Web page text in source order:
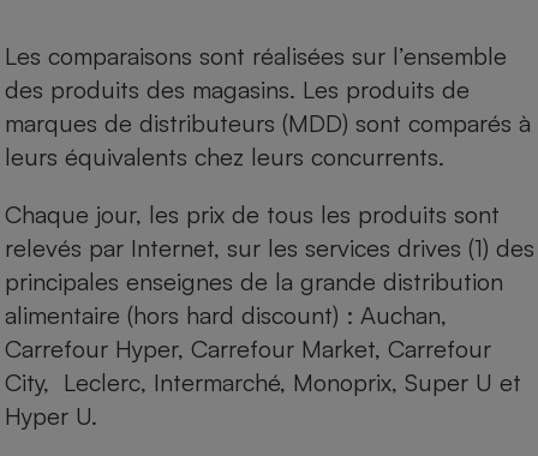
Les comparaisons sont réalisées sur l’ensemble
des produits des magasins. Les produits de
marques de distributeurs (MDD) sont comparés à
leurs équivalents chez leurs concurrents.
Chaque jour, les prix de tous les produits sont
relevés par Internet, sur les services drives (1) des
principales enseignes de la grande distribution
alimentaire (hors hard discount) : Auchan,
Carrefour Hyper, Carrefour Market, Carrefour
City, Leclerc, Intermarché, Monoprix, Super U et
Hyper U.